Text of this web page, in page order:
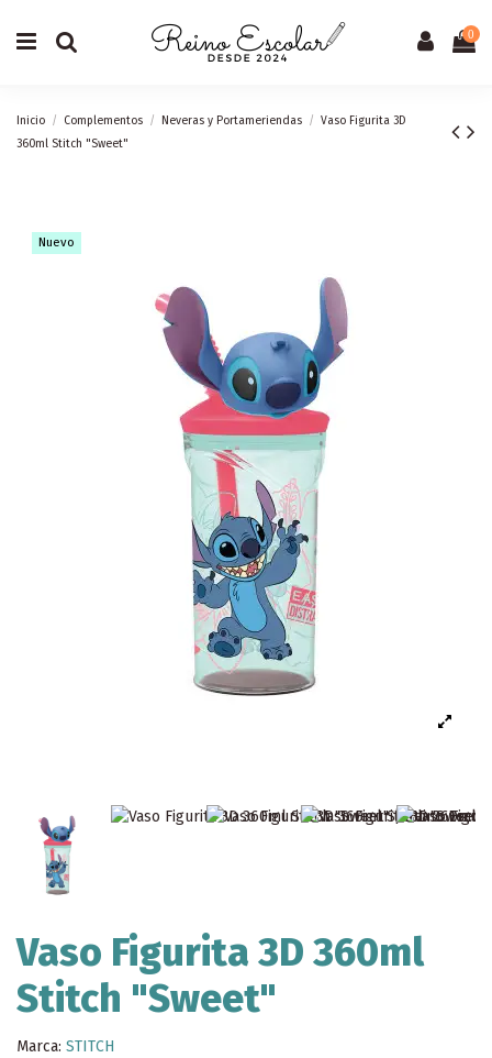
0
Inicio Complementos Neveras y Portameriendas
Vaso Figurita 3D
360ml Stitch "Sweet"
Nuevo
Vaso Figurita 3D 360ml
Stitch "Sweet"
Marca: STITCH